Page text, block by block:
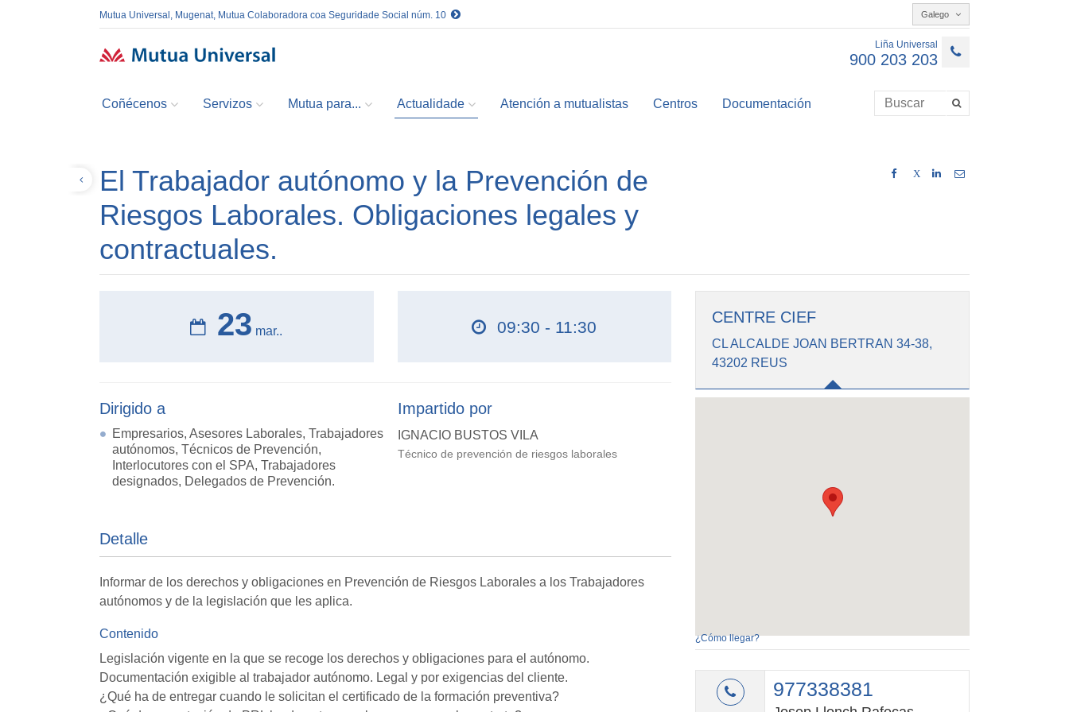
Mutua Universal, Mugenat, Mutua Colaboradora coa Seguridade Social núm. 10 Galego
Liña Universal
900 203 203
Coñécenos Servizos Mutua para... Actualidade Atención a mutualistas Centros Documentación
X
El Trabajador autónomo y la Prevención de
Riesgos Laborales. Obligaciones legales y
contractuales.
23 mar.. 09:30 - 11:30
Dirigido a
Empresarios, Asesores Laborales, Trabajadores
autónomos, Técnicos de Prevención,
Interlocutores con el SPA, Trabajadores
designados, Delegados de Prevención.
Impartido por
IGNACIO BUSTOS VILA
Técnico de prevención de riesgos laborales
Detalle
Informar de los derechos y obligaciones en Prevención de Riesgos Laborales a los Trabajadores
autónomos y de la legislación que les aplica.
Contenido
Legislación vigente en la que se recoge los derechos y obligaciones para el autónomo.
Documentación exigible al trabajador autónomo. Legal y por exigencias del cliente.
¿Qué ha de entregar cuando le solicitan el certificado de la formación preventiva?
CENTRE CIEF
CL ALCALDE JOAN BERTRAN 34-38,
43202 REUS
¿Cómo llegar?
977338381